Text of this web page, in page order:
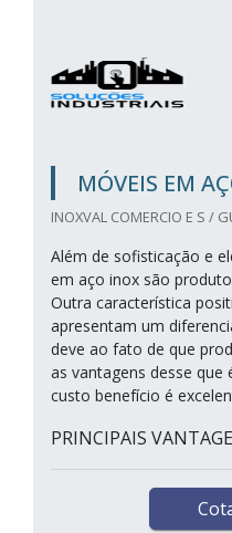
MÓVEIS EM
INOXVAL COMERCIO E S /
Além de sofisticação e
em aço inox são
Outra característica
apresentam um
deve ao fato de que
as vantagens desse
custo benefício é
PRINCIPAIS